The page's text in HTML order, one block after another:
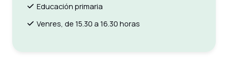
Educación primaria
Venres, de 15.30 a 16.30 horas